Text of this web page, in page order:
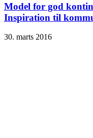
Model for god
Inspiration til
30. marts 2016